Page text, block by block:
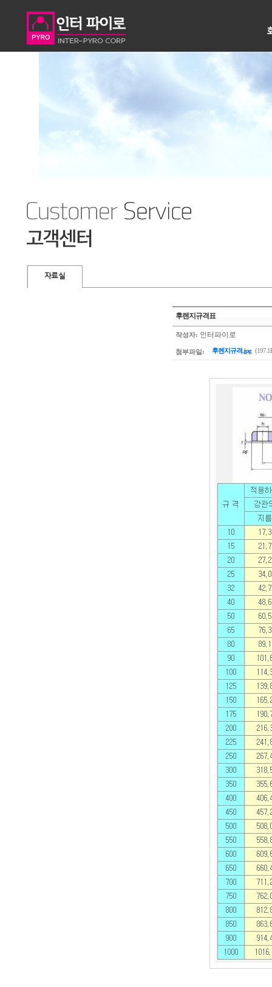
자료실
후렌지규격표
작성자: 인터파이로
첨부파일: 후렌지규격.jpg